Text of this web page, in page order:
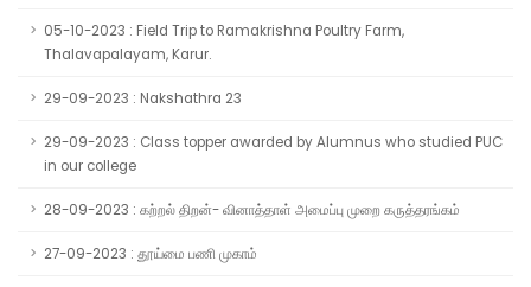
05-10-2023 : Field Trip to Ramakrishna Poultry Farm,
Thalavapalayam, Karur.
29-09-2023 : Nakshathra 23
29-09-2023 : Class topper awarded by Alumnus who studied PUC
in our college
28-09-2023 : கற்றல் திறன்- வினாத்தாள் அமைப்பு முறை கருத்தரங்கம்
27-09-2023 : தூய்மை பணி முகாம்